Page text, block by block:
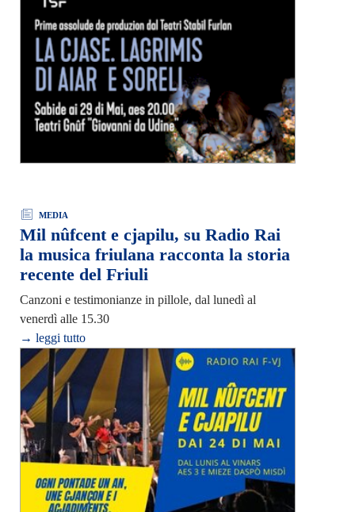
MEDIA
Mil nûfcent e cjapilu, su Radio Rai
la musica friulana racconta la storia
recente del Friuli
Canzoni e testimonianze in pillole, dal lunedì al
venerdì alle 15.30
→ leggi tutto